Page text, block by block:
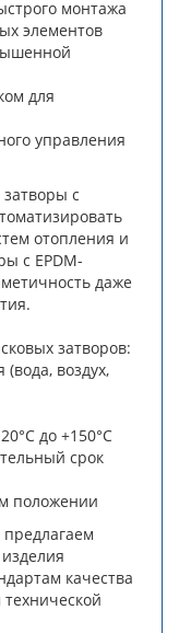
монтажа
элементов
для
управления
с
отопления и
с EPDM-
даже
затворов:
воздух,
до +150°C
срок
положении
качества